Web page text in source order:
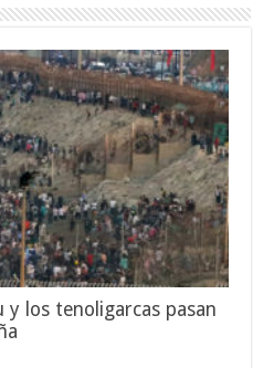
y los tenoligarcas pasan